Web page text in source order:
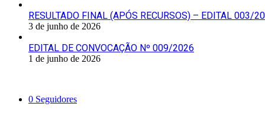
RESULTADO FINAL (APÓS RECURSOS) – EDITAL 003/
3 de junho de 2026
EDITAL DE CONVOCAÇÃO Nº 009/2026
1 de junho de 2026
0 Seguidores